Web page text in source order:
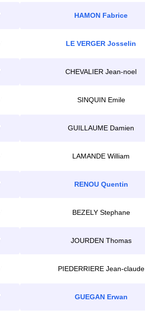
HAMON Fabrice
LE VERGER Josselin
CHEVALIER Jean-noel
SINQUIN Emile
GUILLAUME Damien
LAMANDE William
RENOU Quentin
BEZELY Stephane
JOURDEN Thomas
PIEDERRIERE Jean-claude
GUEGAN Erwan